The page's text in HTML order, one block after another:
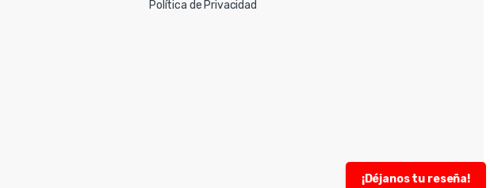
Política de Privacidad
¡Déjanos tu reseña!